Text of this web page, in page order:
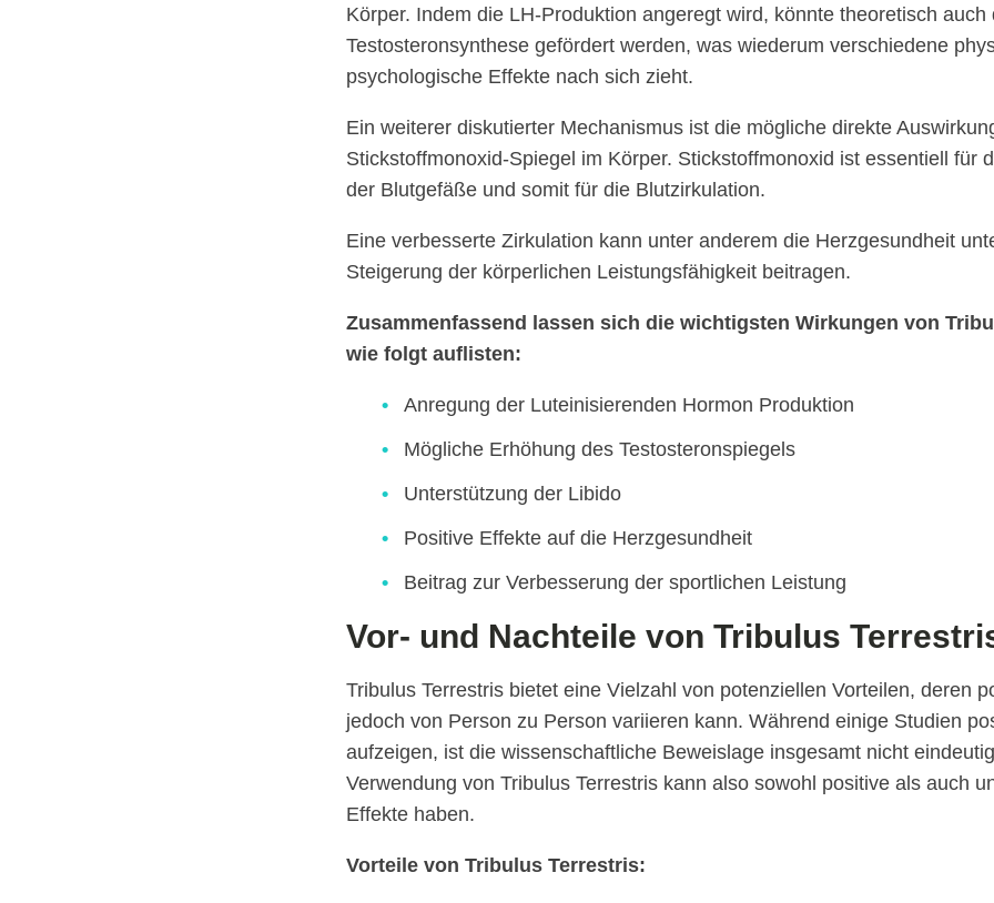
Körper. Indem die LH-Produktion angeregt wird, könnte theoretisch auch
Testosteronsynthese gefördert werden, was wiederum verschiedene
psychologische Effekte nach sich zieht.
Ein weiterer diskutierter Mechanismus ist die mögliche direkte
Stickstoffmonoxid-Spiegel im Körper. Stickstoffmonoxid ist essentiell für
der Blutgefäße und somit für die Blutzirkulation.
Eine verbesserte Zirkulation kann unter anderem die Herzgesundheit
Steigerung der körperlichen Leistungsfähigkeit beitragen.
Zusammenfassend lassen sich die wichtigsten Wirkungen von
wie folgt auflisten:
Anregung der Luteinisierenden Hormon Produktion
Mögliche Erhöhung des Testosteronspiegels
Unterstützung der Libido
Positive Effekte auf die Herzgesundheit
Beitrag zur Verbesserung der sportlichen Leistung
Vor- und Nachteile von Tribulus
Tribulus Terrestris bietet eine Vielzahl von potenziellen Vorteilen, deren
jedoch von Person zu Person variieren kann. Während einige Studien
aufzeigen, ist die wissenschaftliche Beweislage insgesamt nicht
Verwendung von Tribulus Terrestris kann also sowohl positive als auch
Effekte haben.
Vorteile von Tribulus Terrestris: